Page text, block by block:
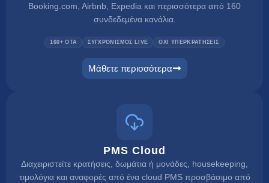
Booking.com, Airbnb, Expedia και περισσότερα από 160
συνδεδεμένα κανάλια.
160+ OTA ΣΥΓΧΡΟΝΙΣΜΟΣ LIVE ΟΧΙ ΥΠΕΡΚΡΑΤΗΣΕΙΣ
Μάθετε περισσότερα
channel manager
PMS Cloud
Διαχειριστείτε κρατήσεις, δωμάτια ή μονάδες, housekeeping,
τιμολόγια και αναφορές από ένα cloud PMS προσβάσιμο από